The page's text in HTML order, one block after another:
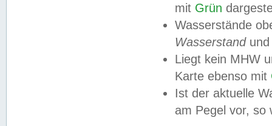
mit Grün
Wasserstände
Wasserstandund
Liegt kein MHW
Karte ebenso mit
Ist der aktuelle
am Pegel vor,